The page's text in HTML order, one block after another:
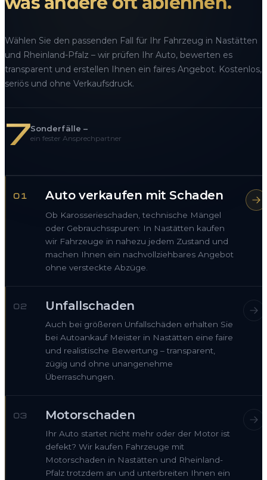
Wählen Sie den passenden Fall für Ihr Fahrzeug in Nastätten
und Rheinland-Pfalz – wir prüfen Ihr Auto, bewerten es
transparent und erstellen Ihnen ein faires Angebot. Kostenlos,
seriös und ohne Verkaufsdruck.
7Sonderfälle –
ein fester Ansprechpartner
01 Auto verkaufen mit Schaden
Ob Karosserieschaden, technische Mängel
oder Gebrauchsspuren: In Nastätten kaufen
wir Fahrzeuge in nahezu jedem Zustand und
machen Ihnen ein nachvollziehbares Angebot
ohne versteckte Abzüge.
02 Unfallschaden
Auch bei größeren Unfallschäden erhalten Sie
bei Autoankauf Meister in Nastätten eine faire
und realistische Bewertung – transparent,
zügig und ohne unangenehme
Überraschungen.
03 Motorschaden
Ihr Auto startet nicht mehr oder der Motor ist
defekt? Wir kaufen Fahrzeuge mit
Motorschaden in Nastätten und Rheinland-
Pfalz trotzdem an und unterbreiten Ihnen ein